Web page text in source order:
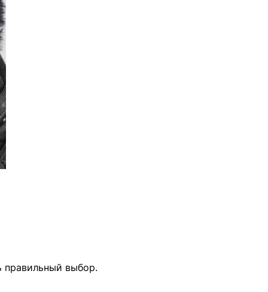
правильный выбор.